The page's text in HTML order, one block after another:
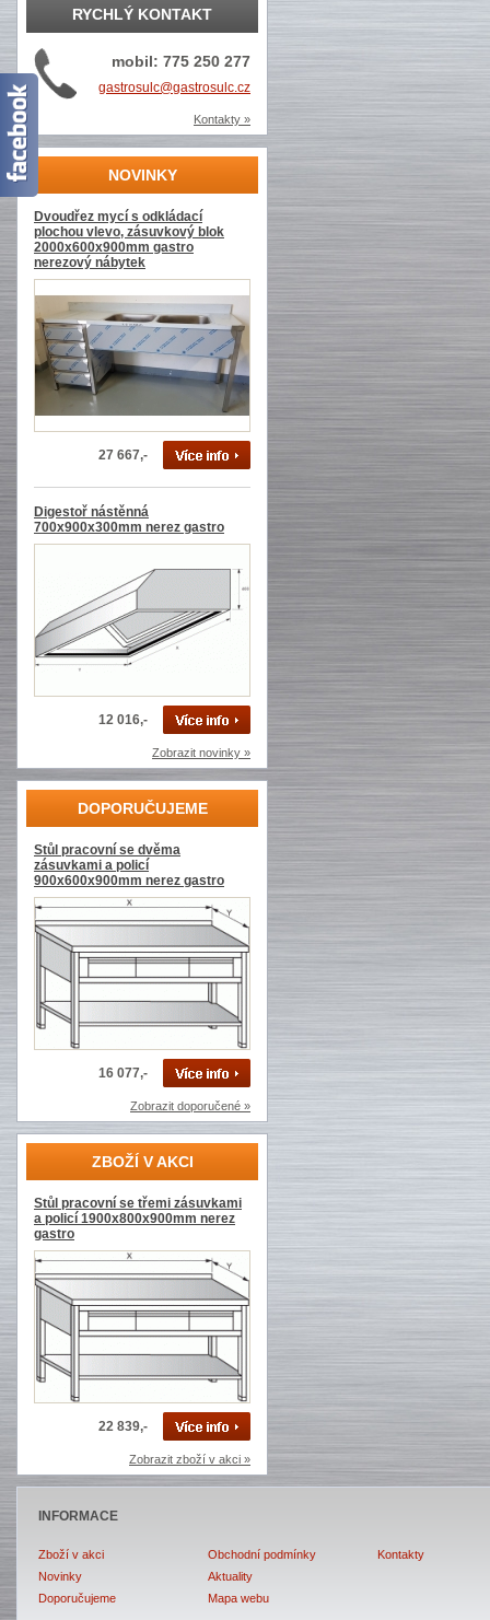
RYCHLÝ KONTAKT
mobil: 775 250 277
gastrosulc@gastrosulc.cz
Kontakty »
NOVINKY
Dvoudřez mycí s odkládací
plochou vlevo, zásuvkový blok
2000x600x900mm gastro
nerezový nábytek
27 667,-
Digestoř nástěnná
700x900x300mm nerez gastro
12 016,-
Zobrazit novinky »
DOPORUČUJEME
Stůl pracovní se dvěma
zásuvkami a policí
900x600x900mm nerez gastro
16 077,-
Zobrazit doporučené »
ZBOŽÍ V AKCI
Stůl pracovní se třemi zásuvkami
a policí 1900x800x900mm nerez
gastro
22 839,-
Zobrazit zboží v akci »
INFORMACE
Zboží v akci
Novinky
Doporučujeme
Obchodní podmínky
Aktuality
Mapa webu
Kontakty